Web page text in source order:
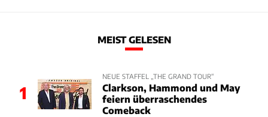
MEIST GELESEN
1
NEUE STAFFEL „THE GRAND TOUR“
Clarkson, Hammond und May
feiern überraschendes
Comeback